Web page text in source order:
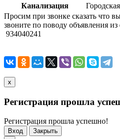
Канализация
Городская
Просим при звонке сказать что
звоните по поводу объявления из
934040241
x
Регистрация прошла
Регистрация прошла успешно!
Вход
Закрыть